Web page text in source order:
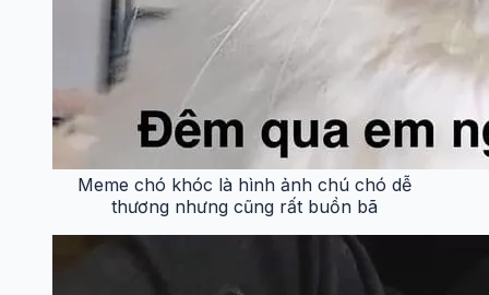
Meme chó khóc là hình ảnh chú chó dễ
thương nhưng cũng rất buồn bã